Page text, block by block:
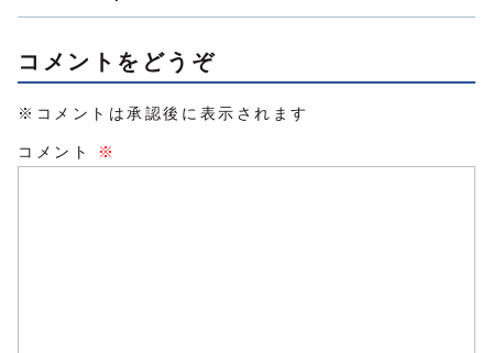
コメントをどうぞ
※コメントは承認後に表示されます
コメント ※